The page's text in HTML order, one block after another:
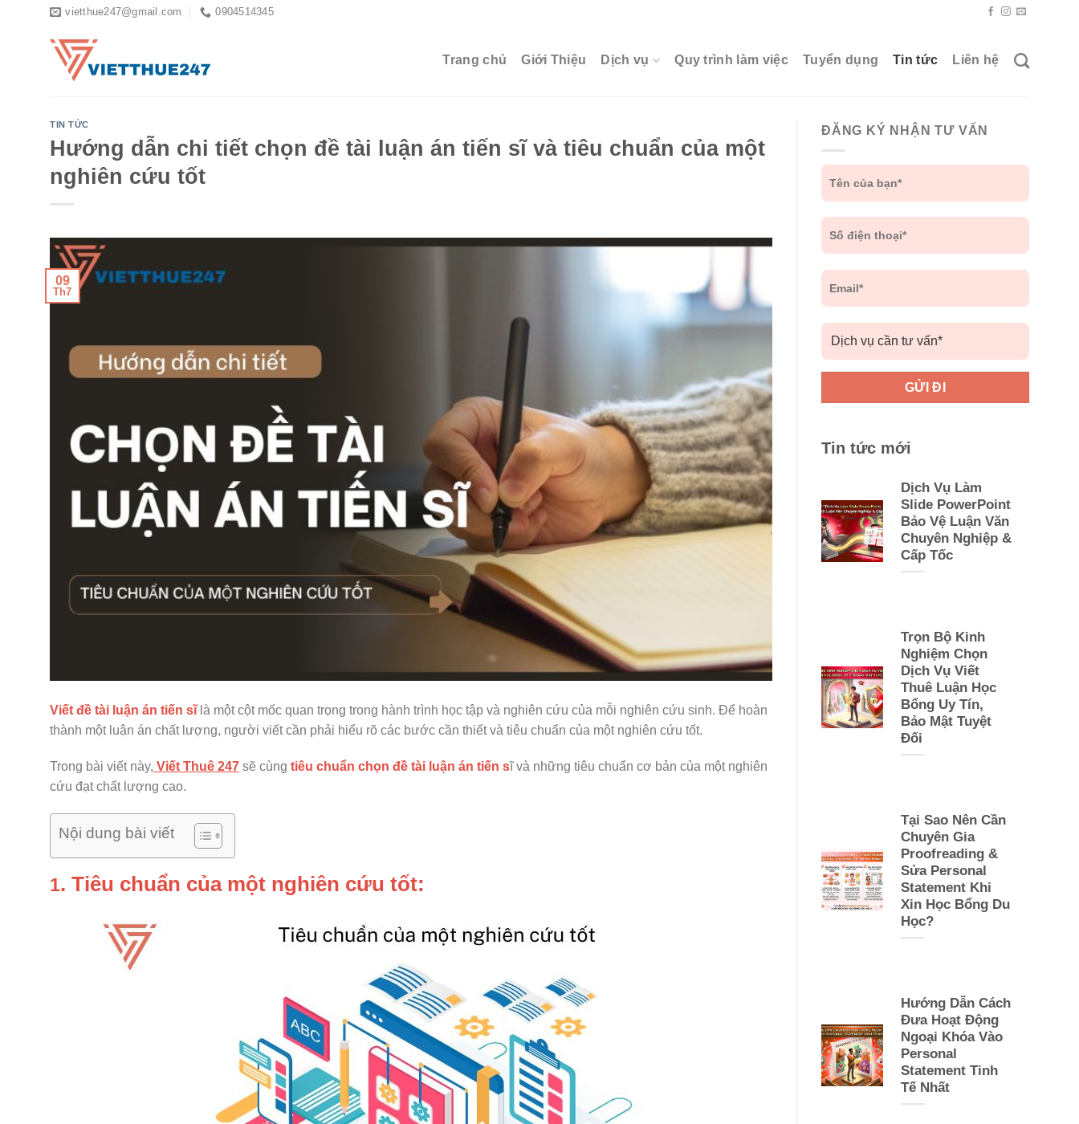
vietthue247@gmail.com 0904514345
Trang chủ Giới Thiệu Dịch vụ Quy trình làm việc Tuyển dụng Tin tức Liên hệ
TIN TỨC
Hướng dẫn chi tiết chọn đề tài luận án tiến sĩ và tiêu chuẩn của một
nghiên cứu tốt
09
Th7
Viết đề tài luận án tiến sĩ là một cột mốc quan trọng trong hành trình học tập và nghiên cứu của mỗi nghiên cứu sinh. Để hoàn
thành một luận án chất lượng, người viết cần phải hiểu rõ các bước cần thiết và tiêu chuẩn của một nghiên cứu tốt.
Trong bài viết này, Viết Thuê 247 sẽ cùng tiêu chuẩn chọn đề tài luận án tiến sĩ và những tiêu chuẩn cơ bản của một nghiên
cứu đạt chất lượng cao.
Nội dung bài viết
1. Tiêu chuẩn của một nghiên cứu tốt:
ĐĂNG KÝ NHẬN TƯ VẤN
Tin tức mới
Dịch Vụ Làm
Slide PowerPoint
Bảo Vệ Luận Văn
Chuyên Nghiệp &
Cấp Tốc
Trọn Bộ Kinh
Nghiệm Chọn
Dịch Vụ Viết
Thuê Luận Học
Bổng Uy Tín,
Bảo Mật Tuyệt
Đối
Tại Sao Nên Cần
Chuyên Gia
Proofreading &
Sửa Personal
Statement Khi
Xin Học Bổng Du
Học?
Hướng Dẫn Cách
Đưa Hoạt Động
Ngoại Khóa Vào
Personal
Statement Tinh
Tế Nhất